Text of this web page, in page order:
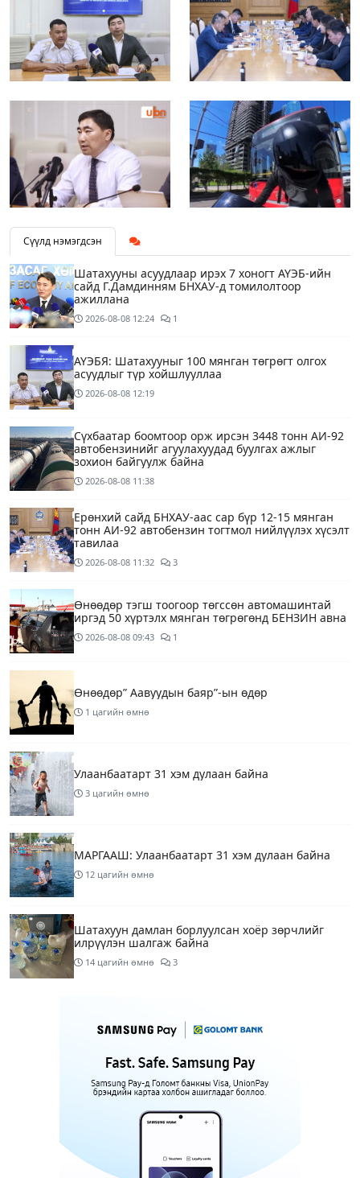
Сүүлд нэмэгдсэн
Шатахууны асуудлаар ирэх 7 хоногт АҮЭБ-ийн
сайд Г.Дамдинням БНХАУ-д томилолтоор
ажиллана
2026-08-08 12:24 1
АҮЭБЯ: Шатахууныг 100 мянган төгрөгт олгох
асуудлыг түр хойшлууллаа
2026-08-08 12:19
Сүхбаатар боомтоор орж ирсэн 3448 тонн АИ-92
автобензинийг агуулахуудад буулгах ажлыг
зохион байгуулж байна
2026-08-08 11:38
Ерөнхий сайд БНХАУ-аас сар бүр 12-15 мянган
тонн АИ-92 автобензин тогтмол нийлүүлэх хүсэлт
тавилаа
2026-08-08 11:32 3
Өнөөдөр тэгш тоогоор төгссөн автомашинтай
иргэд 50 хүртэлх мянган төгрөгөнд БЕНЗИН авна
2026-08-08 09:43 1
Өнөөдөр” Аавуудын баяр”-ын өдөр
1 цагийн өмнө
Улаанбаатарт 31 хэм дулаан байна
3 цагийн өмнө
МАРГААШ: Улаанбаатарт 31 хэм дулаан байна
12 цагийн өмнө
Шатахуун дамлан борлуулсан хоёр зөрчлийг
илрүүлэн шалгаж байна
14 цагийн өмнө 3
урьдчилсан төлөв
Шатахуун дамлаж байгаа асуудалд ТЕГ-аас
холбогдох мэдээллийн дагуу шалгалтын
ажиллагааг эрчимжүүлж байна
Аялал жуулчлалын компанийн автомашинуудыг